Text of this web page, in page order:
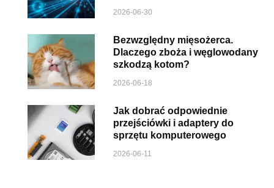
2026-06-30
Bezwzględny mięsożerca.
Dlaczego zboża i węglowodany
szkodzą kotom?
2026-06-18
Jak dobrać odpowiednie
przejściówki i adaptery do
sprzętu komputerowego
2026-06-11